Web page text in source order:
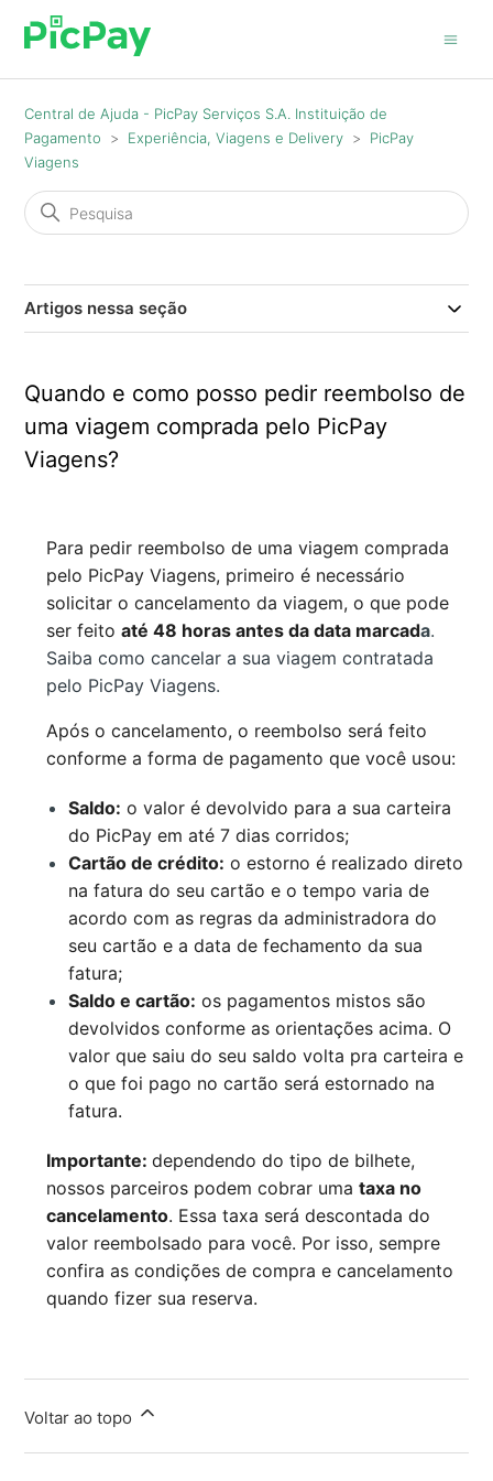
Central de Ajuda - PicPay Serviços S.A. Instituição de
Pagamento
Experiência, Viagens e Delivery
PicPay
Viagens
Artigos nessa seção
Quando e como posso pedir reembolso de
uma viagem comprada pelo PicPay
Viagens?
Para pedir reembolso de uma viagem comprada
pelo PicPay Viagens, primeiro é necessário
solicitar o cancelamento da viagem, o que pode
ser feitoaté 48 horas antes da data marcada.
Saiba como cancelar a sua viagem contratada
pelo PicPay Viagens.
Após o cancelamento, o reembolso será feito
conforme a forma de pagamento que você usou:
Saldo: o valor é devolvido para a sua carteira
do PicPay em até 7 dias corridos;
Cartão de crédito: o estorno é realizado direto
na fatura do seu cartão e o tempo varia de
acordo com as regras da administradora do
seu cartão e a data de fechamento da sua
fatura;
Saldo e cartão: os pagamentos mistos são
devolvidos conforme as orientações acima. O
valor que saiu do seu saldo volta pra carteira e
o que foi pago no cartão será estornado na
fatura.
Importante:dependendo do tipo de bilhete,
nossos parceiros podem cobrar umataxa no
cancelamento. Essa taxa será descontada do
valor reembolsado para você. Por isso, sempre
confira as condições de compra e cancelamento
quando fizer sua reserva.
Voltar ao topo